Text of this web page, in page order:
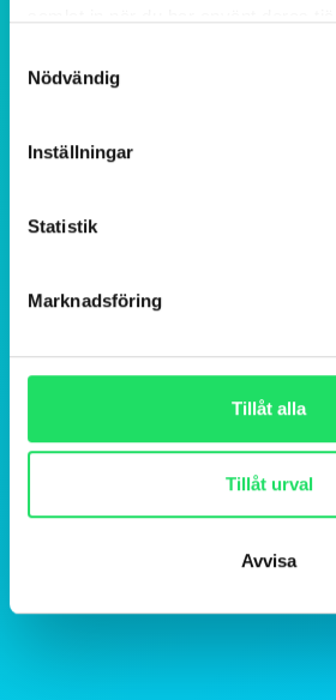
Nödvändig
Inställningar
Statistik
Marknadsföring
Tillåt alla
Tillåt urval
Avvisa